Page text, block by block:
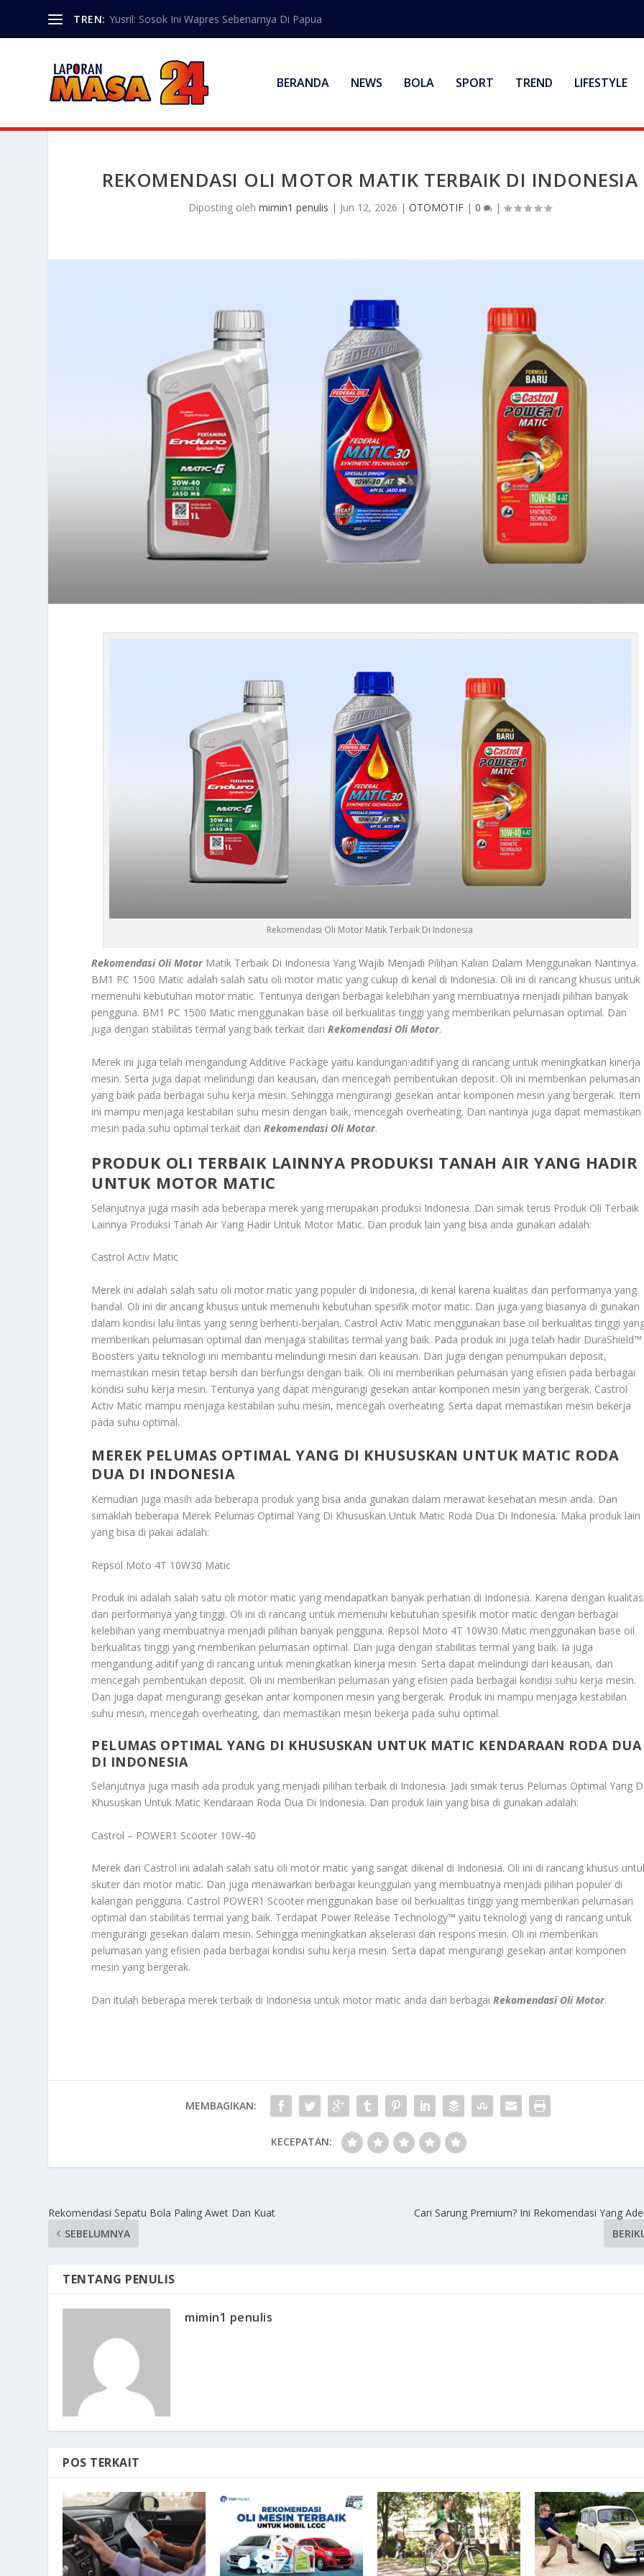
TREN: Yusril: Sosok Ini Wapres Sebenarnya Di Papua
BERANDA NEWS BOLA SPORT TREND LIFESTYLE
REKOMENDASI OLI MOTOR MATIK TERBAIK DI INDONESIA
Diposting olehmimin1 penulis | Jun 12, 2026 |OTOMOTIF |0 |
Rekomendasi Oli Motor Matik Terbaik Di Indonesia
Rekomendasi Oli MotorMatik Terbaik Di Indonesia Yang Wajib Menjadi Pilihan Kalian Dalam Menggunakan Nantinya.
BM1 PC 1500 Matic adalah salah satu oli motor matic yang cukup di kenal di Indonesia. Oli ini di rancang khusus untuk
memenuhi kebutuhan motor matic. Tentunya dengan berbagai kelebihan yang membuatnya menjadi pilihan banyak
pengguna. BM1 PC 1500 Matic menggunakan base oil berkualitas tinggi yang memberikan pelumasan optimal. Dan
juga dengan stabilitas termal yang baik terkait dariRekomendasi Oli Motor.
Merek ini juga telah mengandung Additive Package yaitu kandungan aditif yang di rancang untuk meningkatkan kinerja
mesin. Serta juga dapat melindungi dari keausan, dan mencegah pembentukan deposit. Oli ini memberikan pelumasan
yang baik pada berbagai suhu kerja mesin. Sehingga mengurangi gesekan antar komponen mesin yang bergerak. Item
ini mampu menjaga kestabilan suhu mesin dengan baik, mencegah overheating. Dan nantinya juga dapat memastikan
mesin pada suhu optimal terkait dariRekomendasi Oli Motor.
PRODUK OLI TERBAIK LAINNYA PRODUKSI TANAH AIR YANG HADIR
UNTUK MOTOR MATIC
Selanjutnya juga masih ada beberapa merek yang merupakan produksi Indonesia. Dan simak terus Produk Oli Terbaik
Lainnya Produksi Tanah Air Yang Hadir Untuk Motor Matic. Dan produk lain yang bisa anda gunakan adalah:
Castrol Activ Matic
Merek ini adalah salah satu oli motor matic yang populer di Indonesia, di kenal karena kualitas dan performanya yang
handal. Oli ini dir ancang khusus untuk memenuhi kebutuhan spesifik motor matic. Dan juga yang biasanya di gunakan
dalam kondisi lalu lintas yang sering berhenti-berjalan. Castrol Activ Matic menggunakan base oil berkualitas tinggi
memberikan pelumasan optimal dan menjaga stabilitas termal yang baik. Pada produk ini juga telah hadir DuraShield™
Boosters yaitu teknologi ini membantu melindungi mesin dari keausan. Dan juga dengan penumpukan deposit,
memastikan mesin tetap bersih dan berfungsi dengan baik. Oli ini memberikan pelumasan yang efisien pada berbagai
kondisi suhu kerja mesin. Tentunya yang dapat mengurangi gesekan antar komponen mesin yang bergerak. Castrol
Activ Matic mampu menjaga kestabilan suhu mesin, mencegah overheating. Serta dapat memastikan mesin bekerja
pada suhu optimal.
MEREK PELUMAS OPTIMAL YANG DI KHUSUSKAN UNTUK MATIC RODA
DUA DI INDONESIA
Kemudian juga masih ada beberapa produk yang bisa anda gunakan dalam merawat kesehatan mesin anda. Dan
simaklah beberapa Merek Pelumas Optimal Yang Di Khususkan Untuk Matic Roda Dua Di Indonesia. Maka produk lain
yang bisa di pakai adalah:
Repsol Moto 4T 10W30 Matic
Produk ini adalah salah satu oli motor matic yang mendapatkan banyak perhatian di Indonesia. Karena dengan kualitas
dan performanya yang tinggi. Oli ini di rancang untuk memenuhi kebutuhan spesifik motor matic dengan berbagai
kelebihan yang membuatnya menjadi pilihan banyak pengguna. Repsol Moto 4T 10W30 Matic menggunakan base oil
berkualitas tinggi yang memberikan pelumasan optimal. Dan juga dengan stabilitas termal yang baik. Ia juga
mengandung aditif yang di rancang untuk meningkatkan kinerja mesin. Serta dapat melindungi dari keausan, dan
mencegah pembentukan deposit. Oli ini memberikan pelumasan yang efisien pada berbagai kondisi suhu kerja mesin.
Dan juga dapat mengurangi gesekan antar komponen mesin yang bergerak. Produk ini mampu menjaga kestabilan
suhu mesin, mencegah overheating, dan memastikan mesin bekerja pada suhu optimal.
PELUMAS OPTIMAL YANG DI KHUSUSKAN UNTUK MATIC KENDARAAN RODA DUA
DI INDONESIA
Selanjutnya juga masih ada produk yang menjadi pilihan terbaik di Indonesia. Jadi simak terus Pelumas Optimal Yang
Khususkan Untuk Matic Kendaraan Roda Dua Di Indonesia. Dan produk lain yang bisa di gunakan adalah:
Castrol – POWER1 Scooter 10W-40
Merek dari Castrol ini adalah salah satu oli motor matic yang sangat dikenal di Indonesia. Oli ini di rancang khusus
skuter dan motor matic. Dan juga menawarkan berbagai keunggulan yang membuatnya menjadi pilihan populer di
kalangan pengguna. Castrol POWER1 Scooter menggunakan base oil berkualitas tinggi yang memberikan pelumasan
optimal dan stabilitas termal yang baik. Terdapat Power Release Technology™ yaitu teknologi yang di rancang untuk
mengurangi gesekan dalam mesin. Sehingga meningkatkan akselerasi dan respons mesin. Oli ini memberikan
pelumasan yang efisien pada berbagai kondisi suhu kerja mesin. Serta dapat mengurangi gesekan antar komponen
mesin yang bergerak.
Dan itulah beberapa merek terbaik di Indonesia untuk motor matic anda dari berbagaiRekomendasi Oli Motor.
MEMBAGIKAN:
KECEPATAN:
Rekomendasi Sepatu Bola Paling Awet Dan Kuat
SEBELUMNYA
Cari Sarung Premium? Ini Rekomendasi Yang
TENTANG PENULIS
mimin1 penulis
POS TERKAIT